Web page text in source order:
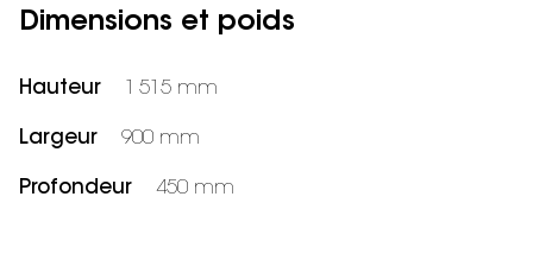
Dimensions et poids
Hauteur 1 515 mm
Largeur 900 mm
Profondeur 450 mm